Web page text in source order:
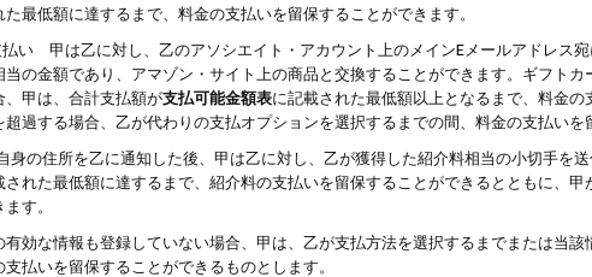
た最低額に達するまで、料金の支払いを留保することができます。
い 甲は乙に対し、乙のアソシエイト・アカウント上のメインEメールアドレス
の金額であり、アマゾン・サイト上の商品と交換することができます。ギフト
甲は、合計支払額が支払可能金額表に記載された最低額以上となるまで、料金
過する場合、乙が代わりの支払オプションを選択するまでの間、料金の支払いを
の住所を乙に通知した後、甲は乙に対し、乙が獲得した紹介料相当の小切手を
された最低額に達するまで、紹介料の支払いを留保することができるとともに、甲
す。
効な情報も登録していない場合、甲は、乙が支払方法を選択するまでまたは当
払いを留保することができるものとします。